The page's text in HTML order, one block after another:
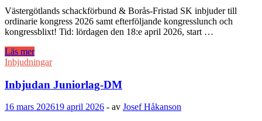
Västergötlands schackförbund & Borås-Fristad SK inbjuder till
ordinarie kongress 2026 samt efterföljande kongresslunch och
kongressblixt! Tid: lördagen den 18:e april 2026, start …
Kongresshandlingar
2026
Läs mer
Inbjudningar
Inbjudan Juniorlag-DM
16 mars 202619 april 2026 - av Josef Håkanson